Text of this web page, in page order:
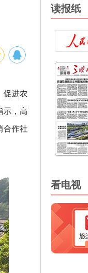
促进农
示，高
合作社
读报纸
看电视